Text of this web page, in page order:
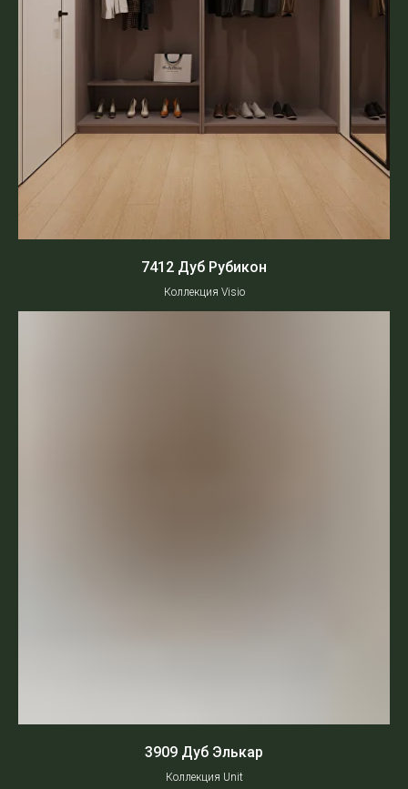
7412 Дуб Рубикон
Коллекция Visio
3909 Дуб Элькар
Коллекция Unit